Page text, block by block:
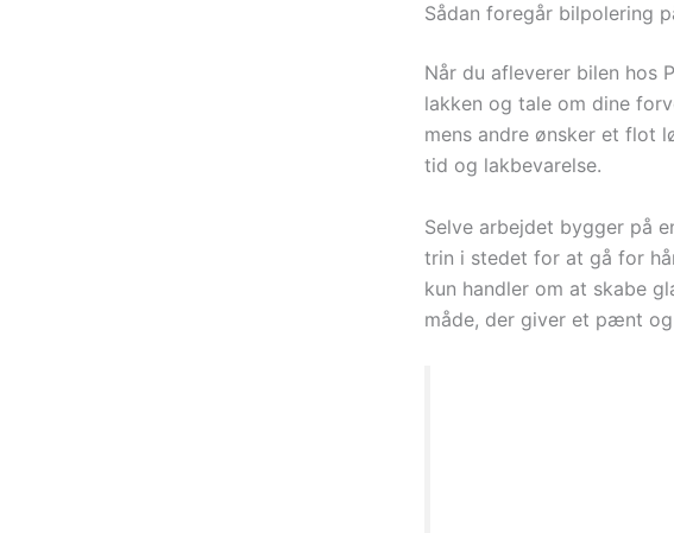
Sådan foregår bilpolering
Når du afleverer bilen hos
lakken og tale om dine
mens andre ønsker et flot
tid og lakbevarelse.
Selve arbejdet bygger på
trin i stedet for at gå for
kun handler om at skabe
måde, der giver et pænt